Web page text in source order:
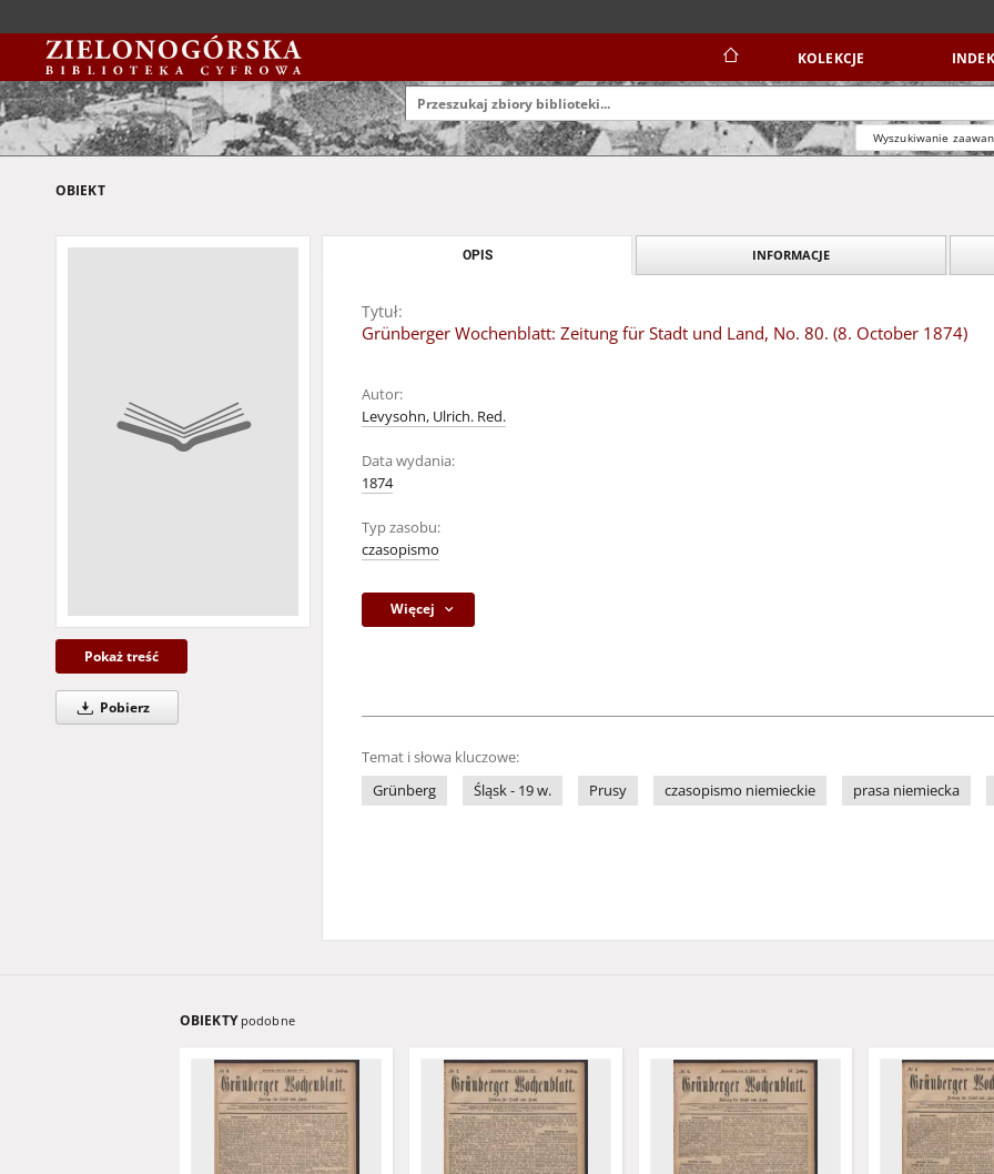
KOLEKCJE
Wyszukiwanie
OBIEKT
Pokaż treść
Pobierz
OPIS INFORMACJE
Tytuł:
Grünberger Wochenblatt: Zeitung für Stadt und Land, No. 80. (8. October 1874)
Autor:
Levysohn, Ulrich. Red.
Data wydania:
1874
Typ zasobu:
czasopismo
Więcej
Temat i słowa kluczowe:
Grünberg
Śląsk - 19 w. Prusy czasopismo niemieckie prasa niemiecka
OBIEKTY podobne